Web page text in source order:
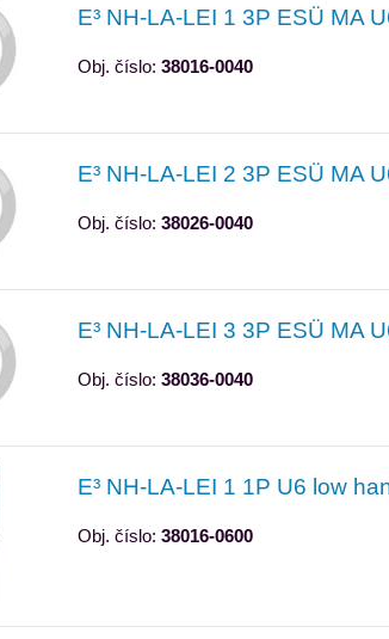
E³ NH-LA-LEI 1 3P ESÜ MA
Obj. číslo: 38016-0040
E³ NH-LA-LEI 2 3P ESÜ MA
Obj. číslo: 38026-0040
E³ NH-LA-LEI 3 3P ESÜ MA
Obj. číslo: 38036-0040
E³ NH-LA-LEI 1 1P U6 low
Obj. číslo: 38016-0600